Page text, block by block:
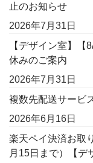
止のお知らせ
2026年7月31日
【デザイン室】【
休みのご案内
2026年7月31日
複数先配送サービ
2026年6月16日
楽天ペイ決済お取
月15日まで）【デ